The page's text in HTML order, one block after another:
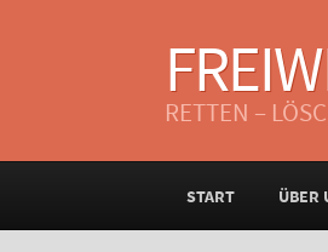
RETTEN –
START